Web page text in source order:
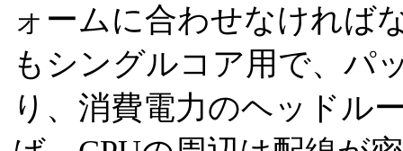
ォームに合わせなければ
もシングルコア用で、パ
り、消費電力のヘッドル